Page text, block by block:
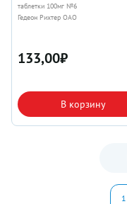
таблетки 100мг №6
Гедеон Рихтер ОАО
133,00₽
В корзину
1